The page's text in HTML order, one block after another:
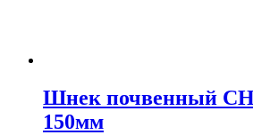
Шнек почвенный
150мм